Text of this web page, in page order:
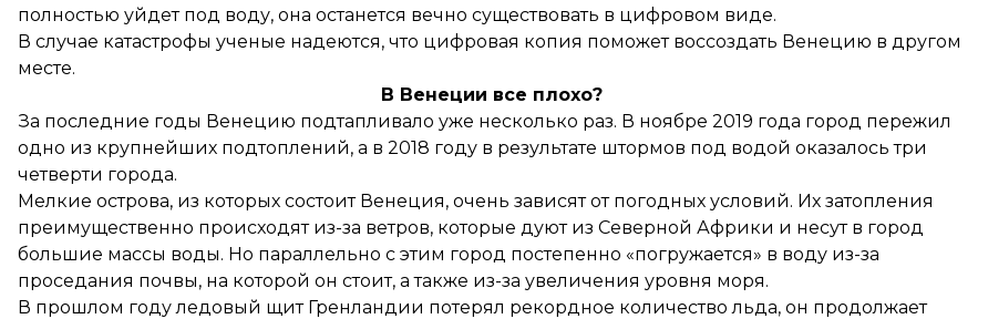
полностью уйдет под воду, она останется вечно существовать в цифровом виде.
В случае катастрофы ученые надеются, что цифровая копия поможет воссоздать Венецию в другом
месте.
В Венеции все плохо?
За последние годы Венецию подтапливало уже несколько раз. В ноябре 2019 года город пережил
одно из крупнейших подтоплений, а в 2018 году в результате штормов под водой оказалось три
четверти города.
Мелкие острова, из которых состоит Венеция, очень зависят от погодных условий. Их затопления
преимущественно происходятиз-за ветров, которые дуют из Северной Африки и несут в город
большие массы воды. Но параллельно с этим город постепенно «погружается» в воду из-за
проседания почвы, на которой он стоит, а также из-за увеличения уровня моря.
В прошлом году ледовый щит Гренландии потерял рекордное количество льда, он продолжает